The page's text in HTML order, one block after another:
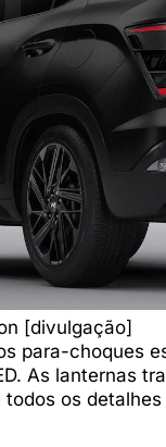
[divulgação]
para-choques
As lanternas
os